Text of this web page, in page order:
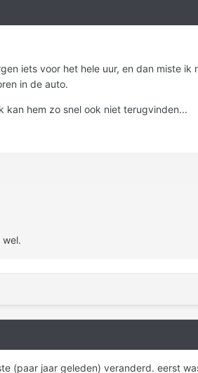
iets voor het hele uur, en dan miste
in de auto.
hem zo snel ook niet terugvinden...
(paar jaar geleden) veranderd. eerst